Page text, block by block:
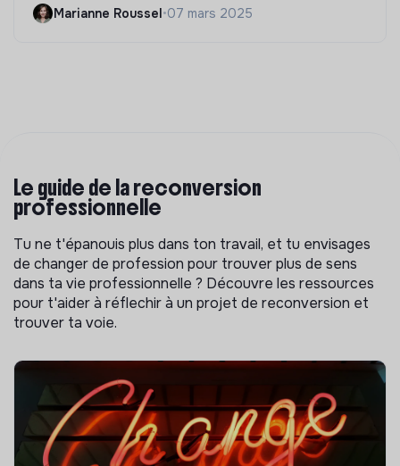
Marianne Roussel•07 mars 2025
Le guide de la reconversion
professionnelle
Tu ne t'épanouis plus dans ton travail, et tu envisages
de changer de profession pour trouver plus de sens
dans ta vie professionnelle ? Découvre les ressources
pour t'aider à réflechir à un projet de reconversion et
trouver ta voie.